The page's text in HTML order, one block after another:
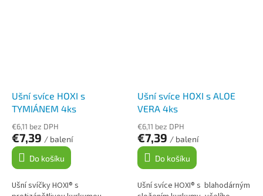
Ušní svíce HOXI s
TYMIÁNEM 4ks
€6,11 bez DPH
€7,39 / balení
Do košíku
Ušní svíčky HOXI® s
Ušní svíce HOXI s ALOE
VERA 4ks
€6,11 bez DPH
€7,39 / balení
Do košíku
Ušní svíce HOXI® s blahodárným